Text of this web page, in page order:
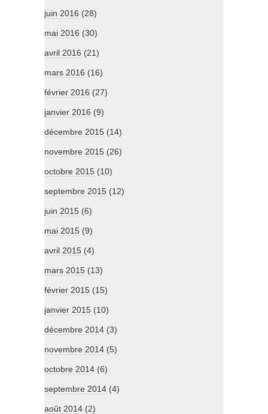
juin 2016 (28)
mai 2016 (30)
avril 2016 (21)
mars 2016 (16)
février 2016 (27)
janvier 2016 (9)
décembre 2015 (14)
novembre 2015 (26)
octobre 2015 (10)
septembre 2015 (12)
juin 2015 (6)
mai 2015 (9)
avril 2015 (4)
mars 2015 (13)
février 2015 (15)
janvier 2015 (10)
décembre 2014 (3)
novembre 2014 (5)
octobre 2014 (6)
septembre 2014 (4)
août 2014 (2)